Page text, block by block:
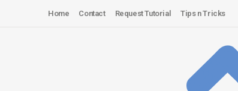
Home Contact Request Tutorial Tips n Tricks